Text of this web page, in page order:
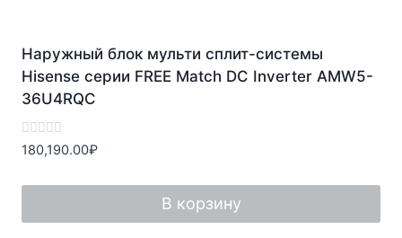
Наружный блок мульти сплит-системы
Hisense серии FREE Match DC Inverter AMW5-
36U4RQC
Оценка
0
5
180,190.00₽
В корзину